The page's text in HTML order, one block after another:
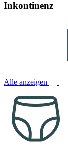
Inkontinenz
Alle anzeigen